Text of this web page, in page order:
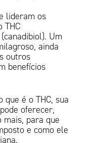
lideram os
THC
(canadibiol). Um
ainda
outros
benefícios
é o THC, sua
oferecer,
para que
e como ele